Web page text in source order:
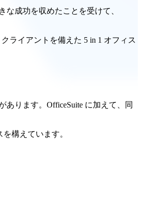
な成功を収めたことを受けて、
ライアントを備えた 5 in 1 オフィス
ります。OfficeSuite に加えて、同
構えています。